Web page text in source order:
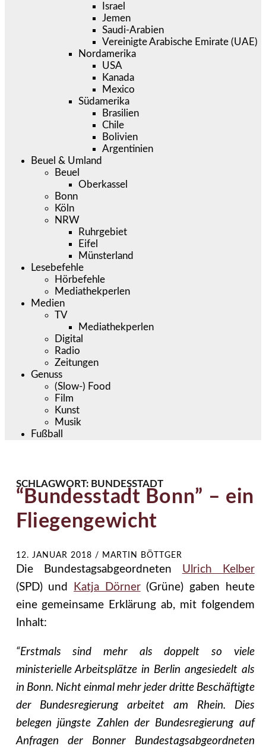
Israel
Jemen
Saudi-Arabien
Vereinigte Arabische Emirate (UAE)
Nordamerika
USA
Kanada
Mexico
Südamerika
Brasilien
Chile
Bolivien
Argentinien
Beuel & Umland
Beuel
Oberkassel
Bonn
Köln
NRW
Ruhrgebiet
Eifel
Münsterland
Lesebefehle
Hörbefehle
Mediathekperlen
Medien
TV
Mediathekperlen
Digital
Radio
Zeitungen
Genuss
(Slow-) Food
Film
Kunst
Musik
Fußball
SCHLAGWORT: BUNDESSTADT
“Bundesstadt Bonn” – ein
Fliegengewicht
12. JANUAR 2018 / MARTIN BÖTTGER
Die Bundestagsabgeordneten Ulrich Kelber
(SPD) und
Katja Dörner(Grüne) gaben heute
eine gemeinsame Erklärung ab, mit folgendem
Inhalt:
“Erstmals sind mehr als doppelt so viele
ministerielle Arbeitsplätze in Berlin angesiedelt als
in Bonn. Nicht einmal mehr jeder dritte Beschäftigte
der Bundesregierung arbeitet am Rhein. Dies
belegen jüngste Zahlen der Bundesregierung auf
Anfragen der Bonner Bundestagsabgeordneten